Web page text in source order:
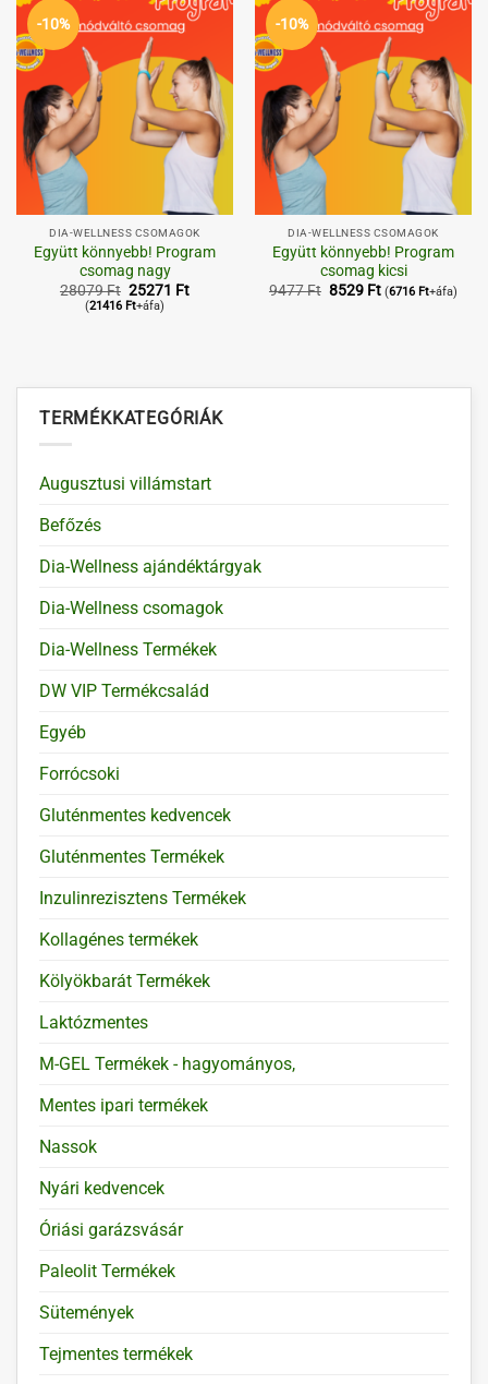
TERMÉKKATEGÓRIÁK
Augusztusi villámstart
Befőzés
Dia-Wellness ajándéktárgyak
Dia-Wellness csomagok
Dia-Wellness Termékek
DW VIP Termékcsalád
Egyéb
Forrócsoki
Gluténmentes kedvencek
Gluténmentes Termékek
Inzulinrezisztens Termékek
Kollagénes termékek
Kölyökbarát Termékek
Laktózmentes
M-GEL Termékek - hagyományos,
Mentes ipari termékek
Nassok
Nyári kedvencek
Óriási garázsvásár
Paleolit Termékek
Sütemények
Tejmentes termékek
-10%
Kedvenceimhez
DIA-WELLNESS CSOMAGOK
Együtt könnyebb! Program
csomag nagy
28079Ft Original
price
25271 FtCurrent
(21416 Ft+áfa)
-10%
Kedvenceimhez
DIA-WELLNESS CSOMAGOK
Együtt könnyebb! Program
csomag kicsi
9477Ft Original
8529 FtCurrent
price
(6716 Ft+áfa)